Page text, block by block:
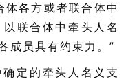
体各方或者联合体中
联合体中牵头人名
成员具有约束力。”
定的牵头人名义支